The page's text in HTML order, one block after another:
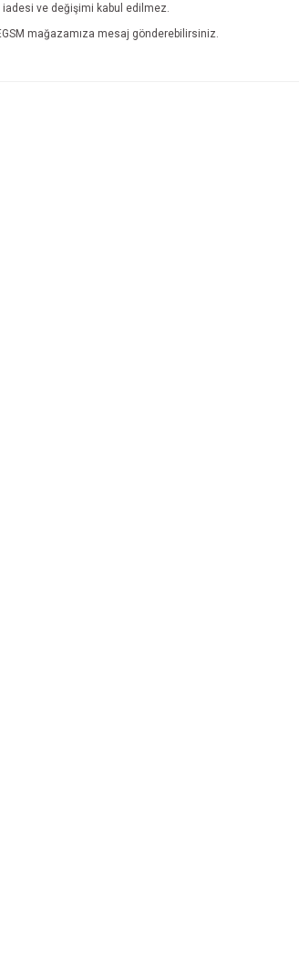
iadesi ve değişimi kabul edilmez.
mağazamıza mesaj gönderebilirsiniz.